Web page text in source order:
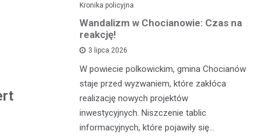
Kronika policyjna
Wandalizm w Chocianowie: Czas na
reakcję!
3 lipca 2026
W powiecie polkowickim, gmina Chocianów
staje przed wyzwaniem, które zakłóca
realizację nowych projektów
inwestycyjnych. Niszczenie tablic
informacyjnych, które pojawiły się…